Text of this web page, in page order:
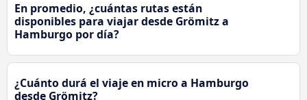
En promedio, ¿cuántas rutas están
disponibles para viajar desde Grömitz a
Hamburgo por día?
¿Cuánto durá el viaje en micro a Hamburgo
desde Grömitz?